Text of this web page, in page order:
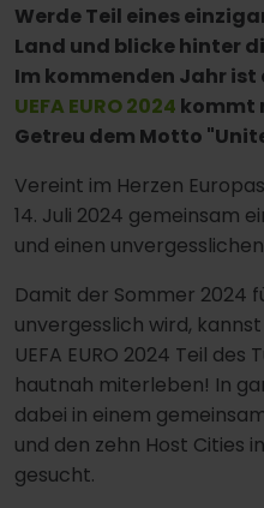
Werde Teil eines
Land und blicke hinter
Im kommenden Jahr ist
UEFA EURO 2024 kommt
Getreu dem Motto
Vereint im Herzen
14. Juli 2024 gemeinsam
und einen
Damit der Sommer 2024
unvergesslich wird,
UEFA EURO 2024 Teil
hautnah miterleben! In
dabei in einem
und den zehn Host Cities
gesucht.